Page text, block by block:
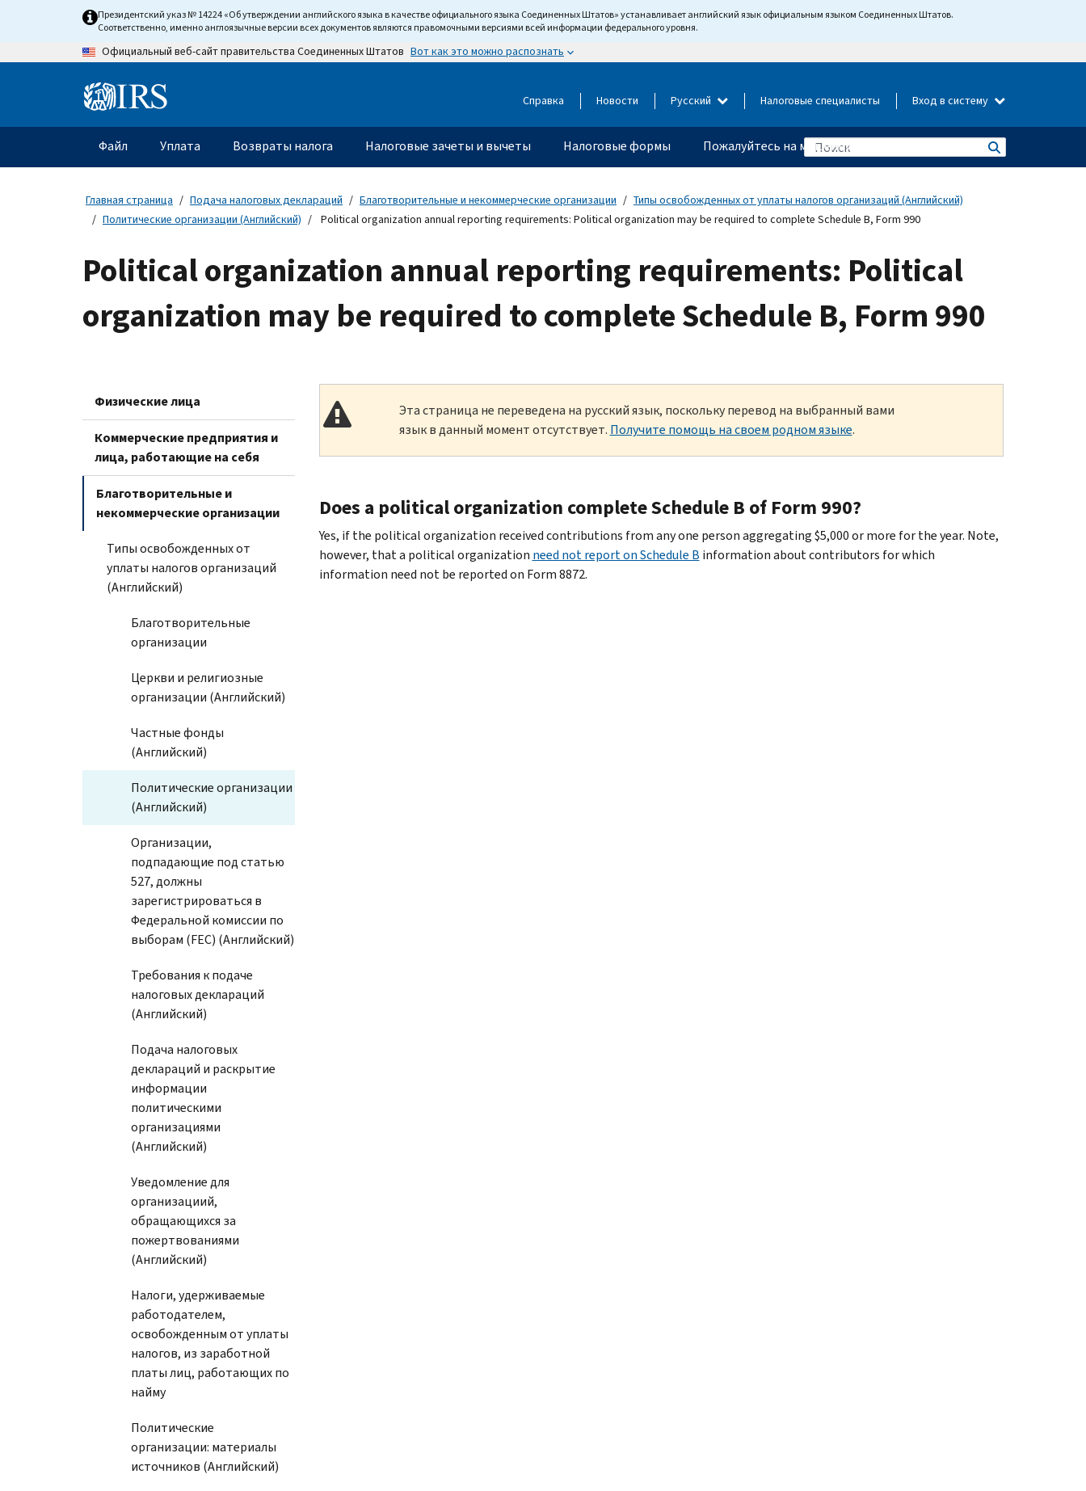
content
Президентский указ № 14224 «Об утверждении английского языка в качестве официального языка Соединенных Штатов» устанавливает английский язык официальным языком Соединенных Штатов.
Соответственно, именно англоязычные версии всех документов являются правомочными версиями всей информации федерального уровня.
Официальный веб-сайт правительства Соединенных Штатов Вот как это можно распознать
Information Справка Новости Русский Налоговые специалисты Вход в систему
Главное
меню
Файл Уплата Возвраты налога Налоговые зачеты и вычеты Налоговые формы Пожалуйтесь на мошенничество
Главная страница Подача налоговых деклараций Благотворительные и некоммерческие организации
Типы освобожденных от уплаты налогов организаций (Английский)
Политические организации (Английский)
Political organization annual reporting requirements: Political organization may be required to complete Schedule B, Form 990
Political organization annual reporting requirements: Political
organization may be required to complete Schedule B, Form 990
Физические лица
Коммерческие предприятия и
лица, работающие на себя
Благотворительные и
некоммерческие организации
Типы освобожденных от
уплаты налогов организаций
(Английский)
Благотворительные
организации
Церкви и религиозные
организации (Английский)
Частные фонды
(Английский)
Политические организации
(Английский)
Организации,
подпадающие под статью
527, должны
зарегистрироваться в
Федеральной комиссии по
выборам (FEC) (Английский)
Требования к подаче
налоговых деклараций
(Английский)
Подача налоговых
деклараций и раскрытие
информации
политическими
организациями
(Английский)
Уведомление для
организациий,
обращающихся за
пожертвованиями
(Английский)
Налоги, удерживаемые
работодателем,
освобожденным от уплаты
налогов, из заработной
платы лиц, работающих по
найму
Политические
организации: материалы
источников (Английский)
Эта страница не переведена на русский язык, поскольку перевод на выбранный вами
язык в данный момент отсутствует. Получите помощь на своем родном языке.
Does a political organization complete Schedule B of Form 990?
Yes, if the political organization received contributions from any one person aggregating $5,000 or more for the year. Note,
however, that a political organization need not report on Schedule B information about contributors for which
information need not be reported on Form 8872.